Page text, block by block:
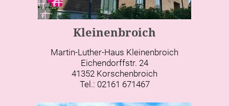
Kleinenbroich
Martin-Luther-Haus Kleinenbroich
Eichendorffstr. 24
41352 Korschenbroich
Tel.: 02161 671467